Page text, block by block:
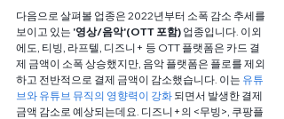
다음으로 살펴볼 업종은 2022년부터 소폭 감소 추세를
보이고 있는 '영상/음악'(OTT 포함) 업종입니다. 이외
에도, 티빙, 라프텔, 디즈니+ 등 OTT 플랫폼은 카드 결
제 금액이 소폭 상승했지만, 음악 플랫폼은 플로를 제외
하고 전반적으로 결제 금액이 감소했습니다. 이는 유튜
브와 유튜브 뮤직의 영향력이 강화 되면서 발생한 결제
금액 감소로 예상되는데요. 디즈니+의 <무빙>, 쿠팡플